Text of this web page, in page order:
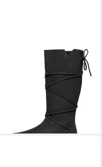
Wikinger-Kostüm Stiefel "Ole"
aus Nubukleder,
handgefertigtes Nubuk,
rustikale Patina
lieferbar - in 2-3 Werktagen bei dir